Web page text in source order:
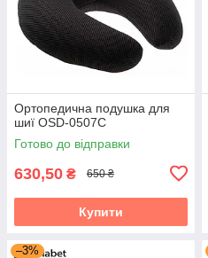
Ортопедична подушка для
шиї OSD-0507C
Готово до відправки
630,50 ₴ 650 ₴
Купити
–3%